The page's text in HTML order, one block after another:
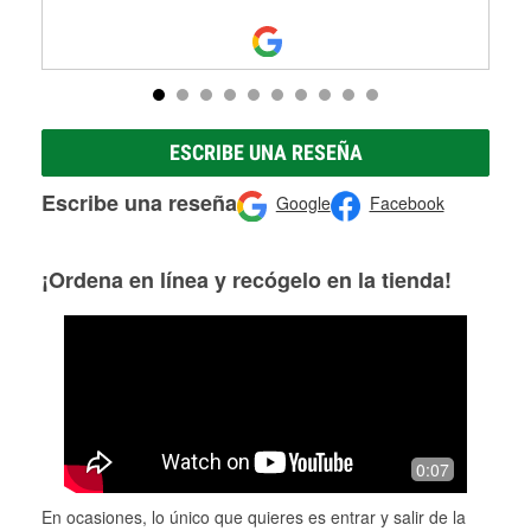
ESCRIBE UNA RESEÑA
Escribe una reseña Google Facebook
¡Ordena en línea y recógelo en la tienda!
0:07
En ocasiones, lo único que quieres es entrar y salir de la